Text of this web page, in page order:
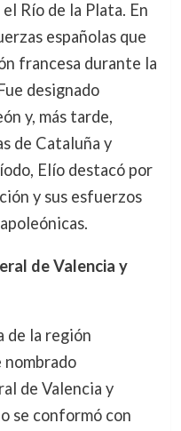
Río de la Plata. En
españolas que
francesa durante la
designado
y, más tarde,
de Cataluña y
Elío destacó por
y sus esfuerzos
de Valencia y
de la región
de Valencia y
se conformó con